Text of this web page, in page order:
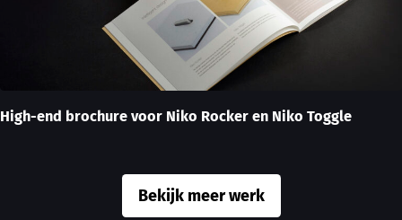
High-end brochure voor Niko Rocker en Niko Toggle
Bekijk meer werk